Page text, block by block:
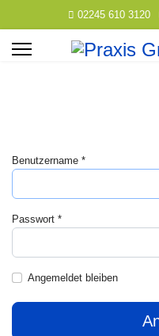
02245 610 3120
Benutzername *
Passwort *
Angemeldet bleiben